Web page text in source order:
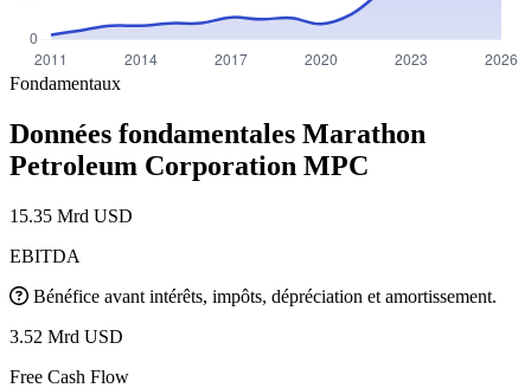
Fondamentaux
Données fondamentales Marathon
Petroleum Corporation MPC
15.35 Mrd USD
EBITDA
Bénéfice avant intérêts, impôts, dépréciation et amortissement.
3.52 Mrd USD
Free Cash Flow